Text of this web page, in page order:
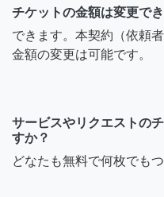
チケットの金額は変更で
できます。本契約（依頼
金額の変更は可能です。
サービスやリクエストの
すか？
どなたも無料で何枚でも